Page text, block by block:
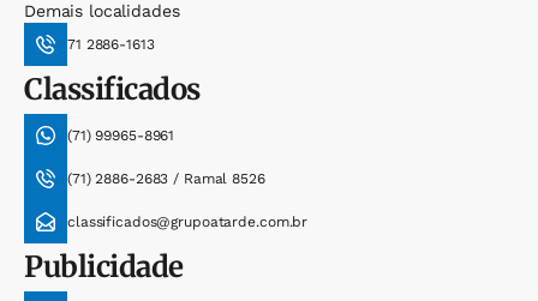
Demais localidades
71 2886-1613
Classificados
(71) 99965-8961
(71) 2886-2683 / Ramal 8526
classificados@grupoatarde.com.br
Publicidade